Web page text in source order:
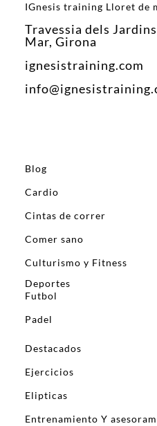
IGnesis training Lloret de
Travessia dels
Mar, Girona
ignesistraining.com
Blog
Cardio
Cintas de correr
Comer sano
Culturismo y Fitness
Deportes
Futbol
Padel
Destacados
Ejercicios
Elipticas
Entrenamiento Y